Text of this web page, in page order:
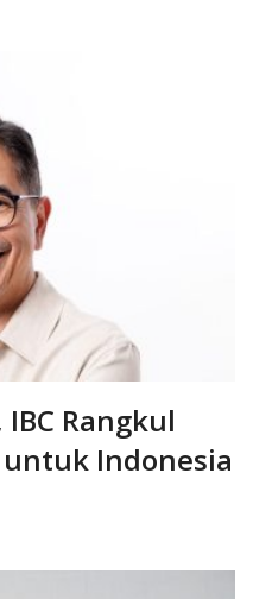
Rangkul
Indonesia